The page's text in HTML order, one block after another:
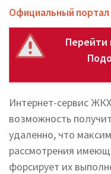
Официальный портал
Перейти
Интернет-сервис
возможность
удаленно, что
рассмотрения
форсирует их